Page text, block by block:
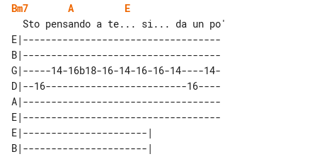
Bm7
A
E
E|-----------------------------------
B|-----------------------------------
G|-----14-16b18-16-14-16-16-14----14-
D|--16-------------------------16----
A|-----------------------------------
E|-----------------------------------
E|----------------------|
B|----------------------|